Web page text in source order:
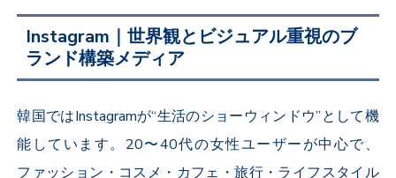
Instagram｜世界観とビジュアル重視のブ
ランド構築メディア
韓国ではInstagramが“生活のショーウィンドウ”として機
能しています。 20〜40代の女性ユーザーが中心で、
ファッション・コスメ・カフェ・旅行・ライフスタイル